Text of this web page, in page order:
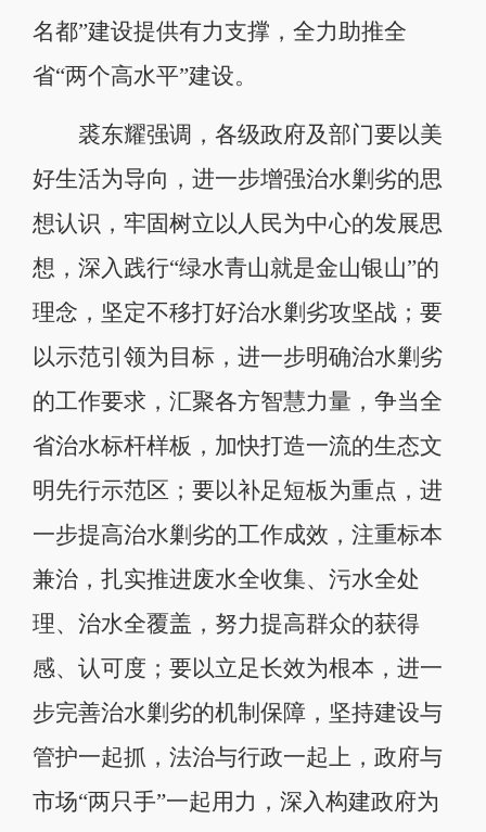
名都”建设提供有力支撑，全力助推全
省“两个高水平”建设。
裘东耀强调，各级政府及部门要以美
好生活为导向，进一步增强治水剿劣的思
想认识，牢固树立以人民为中心的发展思
想，深入践行“绿水青山就是金山银山”的
理念，坚定不移打好治水剿劣攻坚战；要
以示范引领为目标，进一步明确治水剿劣
的工作要求，汇聚各方智慧力量，争当全
省治水标杆样板，加快打造一流的生态文
明先行示范区；要以补足短板为重点，进
一步提高治水剿劣的工作成效，注重标本
兼治，扎实推进废水全收集、污水全处
理、治水全覆盖，努力提高群众的获得
感、认可度；要以立足长效为根本，进一
步完善治水剿劣的机制保障，坚持建设与
管护一起抓，法治与行政一起上，政府与
市场“两只手”一起用力，深入构建政府为